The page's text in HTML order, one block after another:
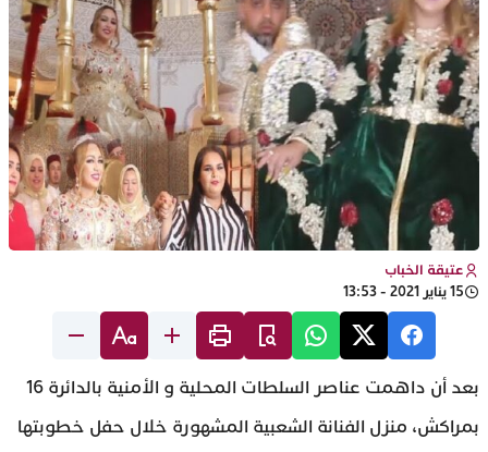
عتيقة الخباب
15 يناير 2021 - 13:53
بعد أن داهمت عناصر السلطات المحلية و الأمنية بالدائرة 16
بمراكش، منزل الفنانة الشعبية المشهورة خلال حفل خطوبتها